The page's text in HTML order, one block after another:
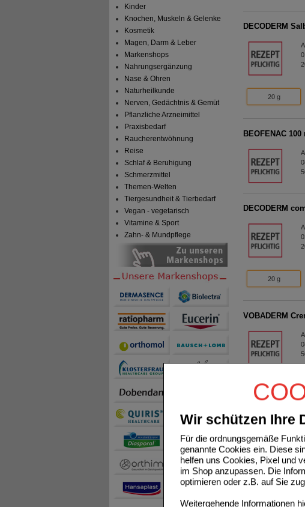
Wir schützen Ihre
Für die ordnungsgemäße
genannte Cookies ein. Diese
helfen uns Cookies, Pixel und
im Shop anzupassen. Die
optimieren oder z.B. auf Sie
Weitergehende Informationen
Kinder
Knochen, Muskeln & Gelenke
Kosmetik
Magen, Darm & Leber
Markenshops
Nahrungsergänzung
Nase & Ohren
Naturheilkunde
Nerven, Gedächtnis & Gemüt
Pflanzliche Arzneimittel
Praxisbedarf
Raucherentwöhnung
Reise
Schlaf & Beruhigung
Schmerzmittel
Themen-Welten
Tiergesundheit & Tierbedarf
Vegan - vegetarisch
Vitamine & Sport
Zahn- & Mundpflege
DECODERM
20 g
BEOFENAC
DECODERM
20 g
VOBADERM
20 g
VOBADERM